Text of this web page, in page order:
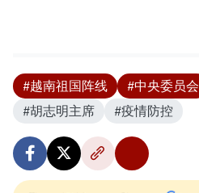
#越南祖国阵线 #中央委员会
#胡志明主席
#疫情防控